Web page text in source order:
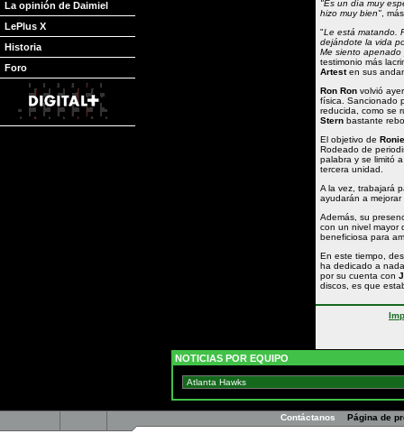
La opinión de Daimiel
LePlus X
Historia
Foro
"Es un día muy
hizo muy bien" ,
"Le está matando.
dejándote la vida
Me siento apenado
testimonio más
Artesten sus
Ron Ron volvió
física. Sancionado
reducida, como se
Stern bastante
El objetivo de Ronie
Rodeado de
palabra y se limitó
tercera unidad.
A la vez, trabajará
ayudarán a
Además, su
con un nivel mayor
beneficiosa para
En este tiempo,
ha dedicado a
por su cuenta con
discos, es que
NOTICIAS POR EQUIPO
Contáctanos Página de